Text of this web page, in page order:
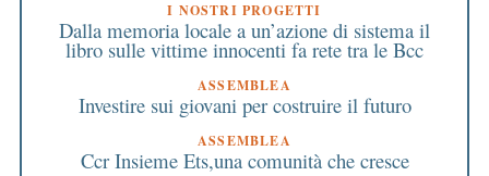
I NOSTRI PROGETTI
Dalla memoria locale a un’azione di sistema il
libro sulle vittime innocenti fa rete tra le Bcc
ASSEMBLEA
Investire sui giovani per costruire il futuro
ASSEMBLEA
Ccr Insieme Ets,una comunità che cresce